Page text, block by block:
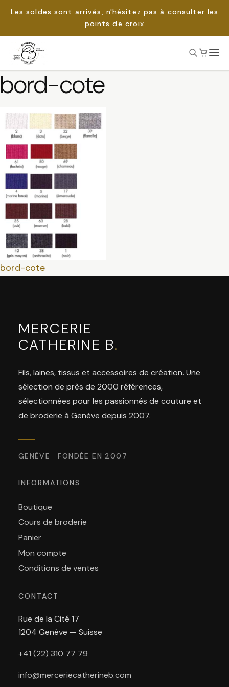
Les soldes sont arrivés, n'hésitez pas à consulter les
points de croix
Passer
contenu
Rechercher :
bord-cote
Navigation
Previous
bord-cote
MERCERIE
CATHERINE B.
Fils, laines, tissus et accessoires de création. Une
sélection de près de 2000 références,
sélectionnées pour les passionnés de couture et
de broderie à Genève depuis 2007.
GENÈVE · FONDÉE EN 2007
INFORMATIONS
Boutique
Cours de broderie
Panier
Mon compte
Conditions de ventes
CONTACT
Rue de la Cité 17
1204 Genève — Suisse
+41 (22) 310 77 79
info@merceriecatherineb.com